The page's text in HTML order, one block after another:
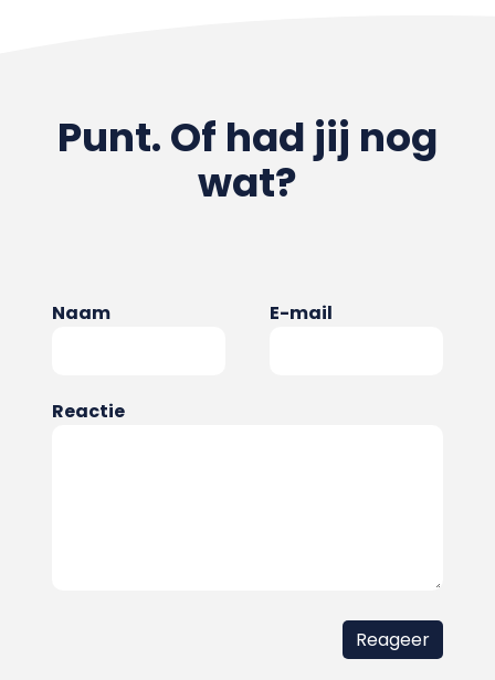
Punt. Of had jij nog
wat?
Naam E-mail
Reactie